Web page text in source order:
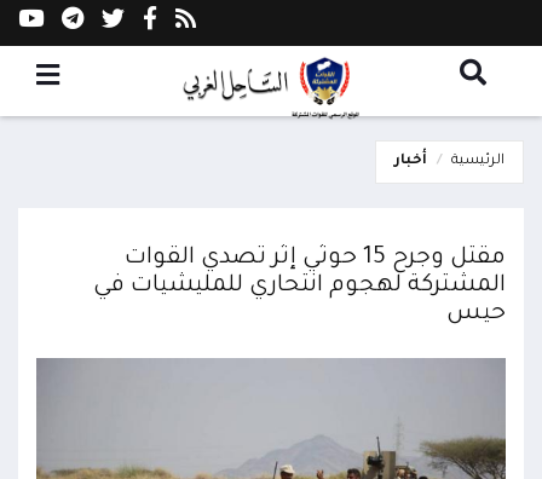
الرئيسية أخبار
مقتل وجرح 15 حوثي إثر تصدي القوات
المشتركة لهجوم انتحاري للمليشيات في
حيس